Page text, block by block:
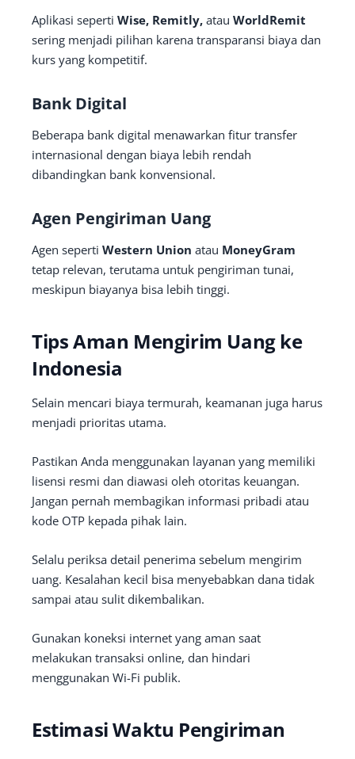
Aplikasi seperti Wise, Remitly, atau WorldRemit
sering menjadi pilihan karena transparansi biaya dan
kurs yang kompetitif.
Bank Digital
Beberapa bank digital menawarkan fitur transfer
internasional dengan biaya lebih rendah
dibandingkan bank konvensional.
Agen Pengiriman Uang
Agen seperti Western Union atau MoneyGram
tetap relevan, terutama untuk pengiriman tunai,
meskipun biayanya bisa lebih tinggi.
Tips Aman Mengirim Uang ke
Indonesia
Selain mencari biaya termurah, keamanan juga harus
menjadi prioritas utama.
Pastikan Anda menggunakan layanan yang memiliki
lisensi resmi dan diawasi oleh otoritas keuangan.
Jangan pernah membagikan informasi pribadi atau
kode OTP kepada pihak lain.
Selalu periksa detail penerima sebelum mengirim
uang. Kesalahan kecil bisa menyebabkan dana tidak
sampai atau sulit dikembalikan.
Gunakan koneksi internet yang aman saat
melakukan transaksi online, dan hindari
menggunakan Wi-Fi publik.
Estimasi Waktu Pengiriman